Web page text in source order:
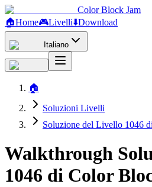
Color Block Jam
🏠Home🎮Livelli⬇️Download
Italiano
🏠
Soluzioni Livelli
Soluzione del Livello 1046
Walkthrough
1046 di Color